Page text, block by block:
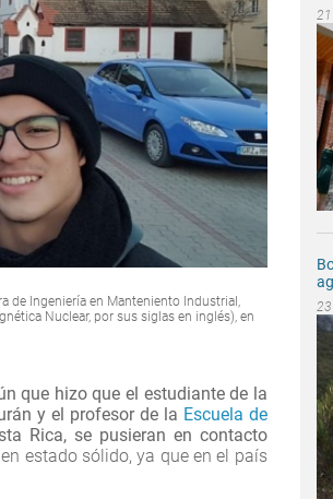
de Ingeniería en Manteniento Industrial,
Nuclear, por sus siglas en inglés), en
que hizo que el estudiante de la
y el profesor de la Escuela de
Rica, se pusieran en contacto
estado sólido, ya que en el país